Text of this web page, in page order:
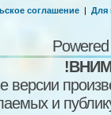
соглашение | Для
версии
и